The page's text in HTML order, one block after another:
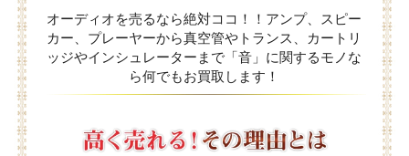
オーディオを売るなら絶対ココ！！アンプ、スピー
カー、プレーヤーから真空管やトランス、カートリ
ッジやインシュレーターまで「音」に関するモノな
ら何でもお買取します！